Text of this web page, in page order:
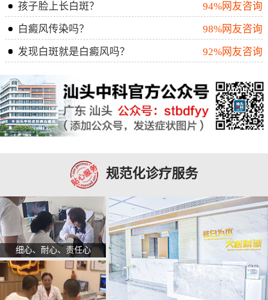
孩子脸上长白斑？
94%网友咨询
白癜风传染吗？
98%网友咨询
发现白斑就是白癜风吗？
92%网友咨询
规范化诊疗服务
细心、耐心、责任心